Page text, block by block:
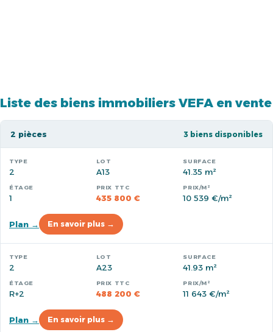
Liste des biens immobiliers VEFA en vente
2 pièces 3 biens disponibles
2 A13 41.35 m²
1 435 800 € 10 539 €/m²
Plan → En savoir plus →
2 A23 41.93 m²
R+2 488 200 € 11 643 €/m²
Plan → En savoir plus →